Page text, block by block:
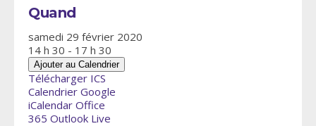
Quand
samedi 29 février 2020
14 h 30 - 17 h 30
Ajouter au Calendrier
Télécharger ICS
Calendrier Google
iCalendar Office
365 Outlook Live